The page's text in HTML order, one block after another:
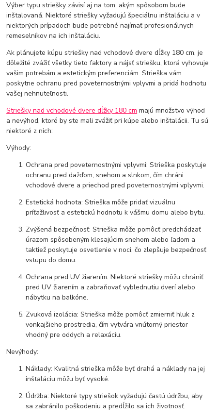
Výber typu striešky závisí aj na tom, akým spôsobom bude
inštalovaná. Niektoré striešky vyžadujú špeciálnu inštaláciu a v
niektorých prípadoch bude potrebné najímať profesionálnych
remeselníkov na ich inštaláciu.
Ak plánujete kúpu striešky nad vchodové dvere dĺžky 180 cm, je
dôležité zvážiť všetky tieto faktory a nájsť striešku, ktorá vyhovuje
vašim potrebám a estetickým preferenciám. Strieška vám
poskytne ochranu pred poveternostnými vplyvmi a pridá hodnotu
vašej nehnuteľnosti.
Striešky nad vchodové dvere dĺžky 180 cm majú množstvo výhod
a nevýhod, ktoré by ste mali zvážiť pri kúpe alebo inštalácii. Tu sú
niektoré z nich:
Výhody:
Ochrana pred poveternostnými vplyvmi: Strieška poskytuje
ochranu pred dažďom, snehom a slnkom, čím chráni
vchodové dvere a priechod pred poveternostnými vplyvmi.
Estetická hodnota: Strieška môže pridať vizuálnu
príťažlivosť a estetickú hodnotu k vášmu domu alebo bytu.
Zvýšená bezpečnosť: Strieška môže pomôcť predchádzať
úrazom spôsobeným klesajúcim snehom alebo ľadom a
taktiež poskytuje osvetlenie v noci, čo zlepšuje bezpečnosť
vstupu do domu.
Ochrana pred UV žiarením: Niektoré striešky môžu chrániť
pred UV žiarením a zabraňovať vyblednutiu dverí alebo
nábytku na balkóne.
Zvuková izolácia: Strieška môže pomôcť zmierniť hluk z
vonkajšieho prostredia, čím vytvára vnútorný priestor
vhodný pre oddych a relaxáciu.
Nevýhody:
Náklady: Kvalitná strieška môže byť drahá a náklady na jej
inštaláciu môžu byť vysoké.
Údržba: Niektoré typy striešok vyžadujú častú údržbu, aby
sa zabránilo poškodeniu a predĺžilo sa ich životnosť.